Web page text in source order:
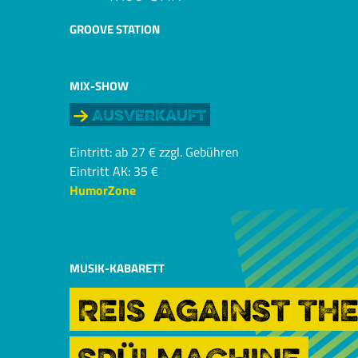
GROOVE STATION
MIX-SHOW
Ausverkauft
Eintritt: ab 27 € zzgl. Gebühren
Eintritt AK: 35 €
HumorZone
MUSIK-KABARETT
REIS AGAINST THE